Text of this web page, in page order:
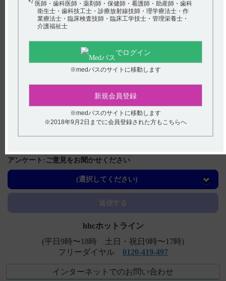
関連するQ&A
する注意事項について教えてください。
【デタントール】 作用機序について教えてください。
【ニトロール・錠】 簡易懸濁法に関する情報はあります
か？
【コスパノン】 効能又は効果について教えてください。
【ケイツーＮ静注】 有効成分、規格の種類、添加物など
アンケート:ご意見をお聞かせください
(選択してください)
*2 医師・歯科医師・薬剤師・保健師・看護師・助産師・歯科
衛生士・歯科技工士・診療放射線技師・理学療法士・作
業療法士・臨床検査技師・臨床工学技士・管理栄養士・
介護福祉士
でログイン
※medパスのサイトに移動します
新規会員登録
※medパスのサイトに移動します
※2018年9月2日までに会員登録された方もこちらへ
hhcホットライン
(平日9時〜18時 土日・祝日9時〜17時)
フリーダイヤル 0120-419-497
インターネットでのお問い合わせ